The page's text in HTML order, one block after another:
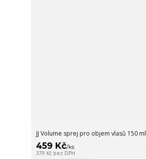
JJ Volume sprej pro objem vlasů 150 ml
459 Kč/ks
379 Kč bez DPH